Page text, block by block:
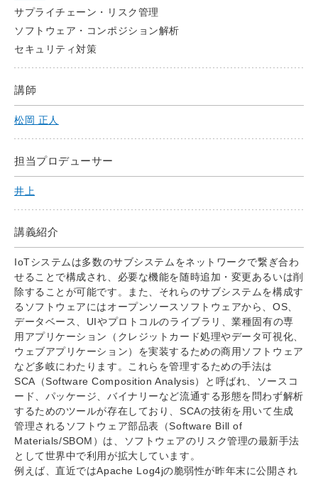
サプライチェーン・リスク管理
ソフトウェア・コンポジション解析
セキュリティ対策
講師
松岡 正人
担当プロデューサー
井上
講義紹介
IoTシステムは多数のサブシステムをネットワークで繋ぎ合わ
せることで構成され、必要な機能を随時追加・変更あるいは削
除することが可能です。また、それらのサブシステムを構成す
るソフトウェアにはオープンソースソフトウェアから、OS、
データベース、UIやプロトコルのライブラリ、業種固有の専
用アプリケーション（クレジットカード処理やデータ可視化、
ウェブアプリケーション）を実装するための商用ソフトウェア
など多岐にわたります。これらを管理するための手法は
SCA（Software Composition Analysis）と呼ばれ、ソースコ
ード、パッケージ、バイナリーなど流通する形態を問わず解析
するためのツールが存在しており、SCAの技術を用いて生成
管理されるソフトウェア部品表（Software Bill of
Materials/SBOM）は、ソフトウェアのリスク管理の最新手法
として世界中で利用が拡大しています。
例えば、直近ではApache Log4jの脆弱性が昨年末に公開され